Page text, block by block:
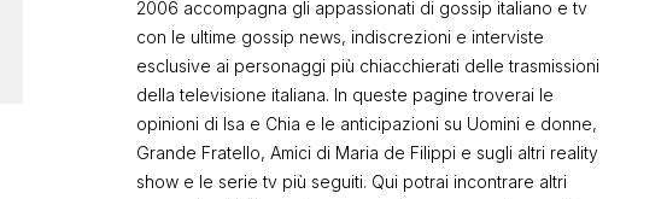
2006 accompagna gli appassionati di gossip italiano e tv
con le ultime gossip news, indiscrezioni e interviste
esclusive ai personaggi più chiacchierati delle trasmissioni
della televisione italiana. In queste pagine troverai le
opinioni di Isa e Chia e le anticipazioni su Uomini e donne,
Grande Fratello, Amici di Maria de Filippi e sugli altri reality
show e le serie tv più seguiti. Qui potrai incontrare altri